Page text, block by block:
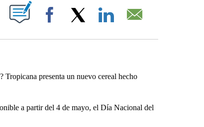
PAGES ON "".
Facebook
presenta un nuevo cereal hecho
a partir del 4 de mayo, el Día Nacional del